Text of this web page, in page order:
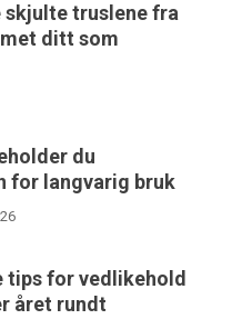
skjulte truslene fra
ditt som
du
for langvarig bruk
tips for vedlikehold
året rundt